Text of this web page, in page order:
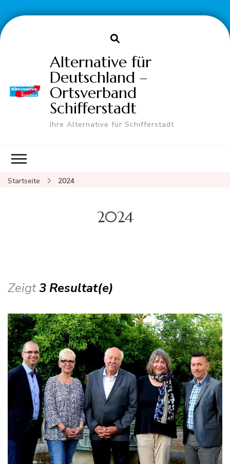
Alternative für
Deutschland –
Ortsverband
Schifferstadt
Ihre Alternative für Schifferstadt
Startseite 2024
2024
Zeigt3 Resultat(e)